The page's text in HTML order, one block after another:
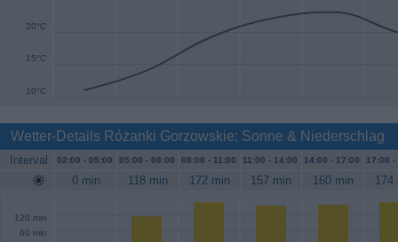
10°C
15°C
20°C
Wetter-Details Różanki Gorzowskie: Sonne & Niederschlag
Interval 02:00 - 05:00 05:00 - 08:00 08:00 - 11:00 11:00 - 14:00 14:00 - 17:00 17:00 -
0 min 118 min 172 min 157 min 160 min 174
60 min
120 min